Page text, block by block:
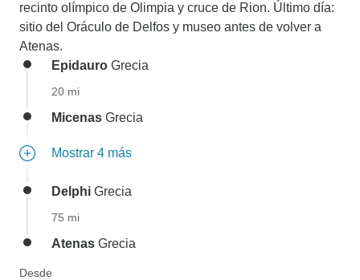
recinto olímpico de Olimpia y cruce de Rion. Último día:
sitio del Oráculo de Delfos y museo antes de volver a
Atenas.
Epidauro Grecia
20 mi
Micenas Grecia
Mostrar 4 más
Delphi Grecia
75 mi
Atenas Grecia
Desde